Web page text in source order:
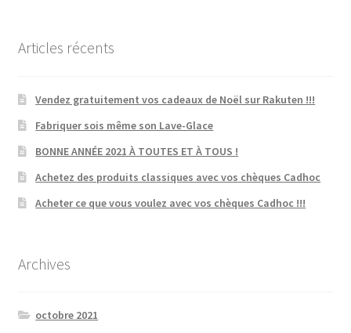
Articles récents
Vendez gratuitement vos cadeaux de Noël sur Rakuten !!!
Fabriquer sois même son Lave-Glace
BONNE ANNÉE 2021 À TOUTES ET À TOUS !
Achetez des produits classiques avec vos chèques Cadhoc
Acheter ce que vous voulez avec vos chèques Cadhoc !!!
Archives
octobre 2021